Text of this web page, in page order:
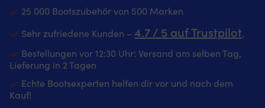
25 000 Bootszubehör von 500 Marken
Sehr zufriedene Kunden – 4.7 / 5 auf Trustpilot‚
Bestellungen vor 12:30 Uhr: Versand am selben Tag,
Lieferung in 2 Tagen
Echte Bootsexperten helfen dir vor und nach dem
Kauf!